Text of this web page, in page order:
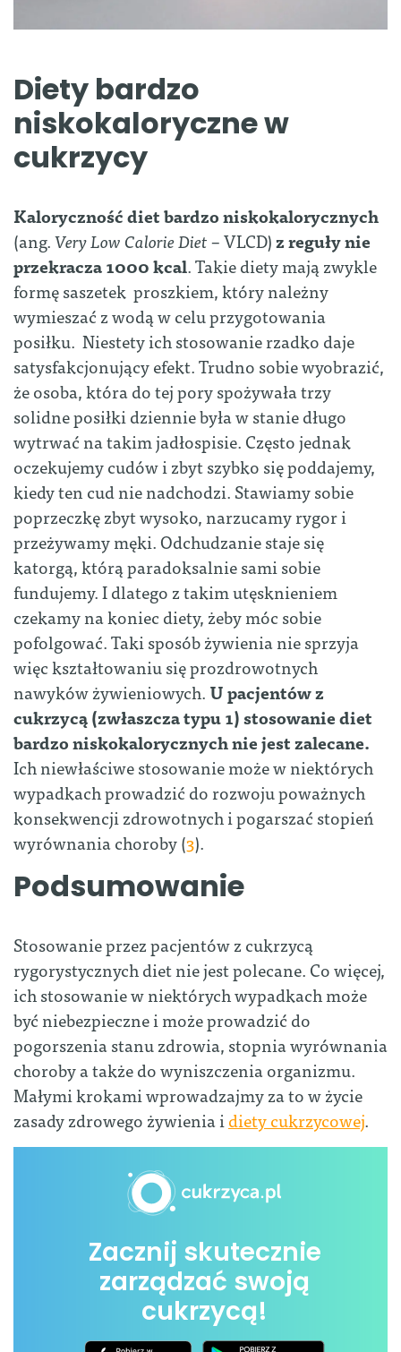
Diety bardzo
niskokaloryczne w
cukrzycy
Kaloryczność diet bardzo niskokalorycznych
(ang.Very Low Calorie Diet– VLCD)z reguły nie
przekracza 1000 kcal. Takie diety mają zwykle
formę saszetek proszkiem, który należny
wymieszać z wodą w celu przygotowania
posiłku. Niestety ich stosowanie rzadko daje
satysfakcjonujący efekt. Trudno sobie wyobrazić,
że osoba, która do tej pory spożywała trzy
solidne posiłki dziennie była w stanie długo
wytrwać na takim jadłospisie. Często jednak
oczekujemy cudów i zbyt szybko się poddajemy,
kiedy ten cud nie nadchodzi. Stawiamy sobie
poprzeczkę zbyt wysoko, narzucamy rygor i
przeżywamy męki. Odchudzanie staje się
katorgą, którą paradoksalnie sami sobie
fundujemy. I dlatego z takim utęsknieniem
czekamy na koniec diety, żeby móc sobie
pofolgować. Taki sposób żywienia nie sprzyja
więc kształtowaniu się prozdrowotnych
nawyków żywieniowych.U pacjentów z
cukrzycą (zwłaszcza typu 1) stosowanie diet
bardzo niskokalorycznych nie jest zalecane.
Ich niewłaściwe stosowanie może w niektórych
wypadkach prowadzić do rozwoju poważnych
konsekwencji zdrowotnych i pogarszać stopień
wyrównania choroby (3).
Podsumowanie
Stosowanie przez pacjentów z cukrzycą
rygorystycznych diet nie jest polecane. Co więcej,
ich stosowanie w niektórych wypadkach może
być niebezpieczne i może prowadzić do
pogorszenia stanu zdrowia, stopnia wyrównania
choroby a także do wyniszczenia organizmu.
Małymi krokami wprowadzajmy za to w życie
zasady zdrowego żywienia idiety cukrzycowej.
Zacznij skutecznie
zarządzać swoją
cukrzycą!